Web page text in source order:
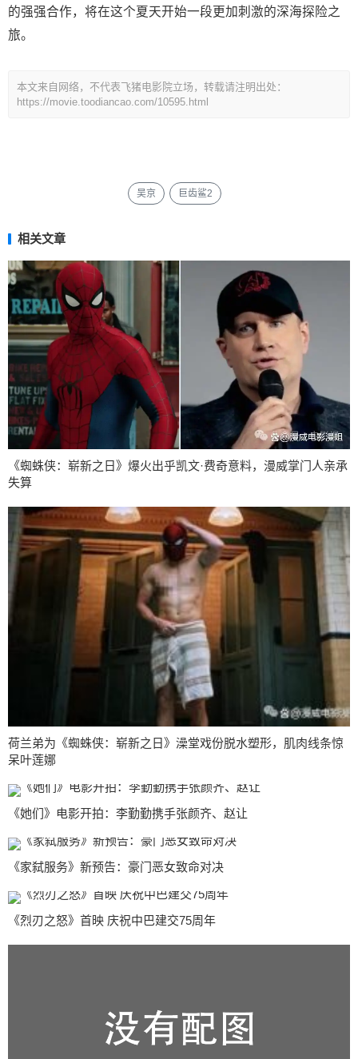
的强强合作，将在这个夏天开始一段更加刺激的深海探险之
旅。
本文来自网络，不代表飞猪电影院立场，转载请注明出处：
https://movie.toodiancao.com/10595.html
吴京 巨齿鲨2
相关文章
《蜘蛛侠：崭新之日》爆火出乎凯文·费奇意料，漫威掌门人亲承
失算
荷兰弟为《蜘蛛侠：崭新之日》澡堂戏份脱水塑形，肌肉线条惊
呆叶莲娜
《她们》电影开拍：李勤勤携手张颜齐、赵让
《家弑服务》新预告：豪门恶女致命对决
《烈刃之怒》首映 庆祝中巴建交75周年